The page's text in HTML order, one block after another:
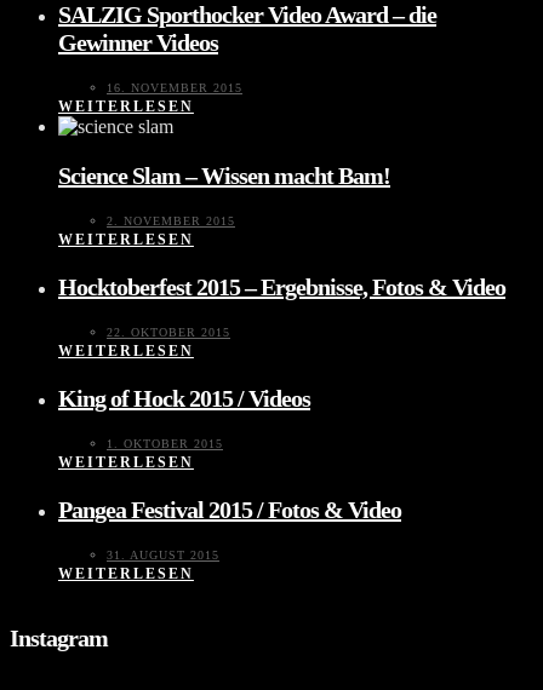
SALZIG Sporthocker Video Award – die
Gewinner Videos
16. NOVEMBER 2015
WEITERLESEN
Science Slam – Wissen macht Bam!
2. NOVEMBER 2015
WEITERLESEN
Hocktoberfest 2015 – Ergebnisse, Fotos & Video
22. OKTOBER 2015
WEITERLESEN
King of Hock 2015 / Videos
1. OKTOBER 2015
WEITERLESEN
Pangea Festival 2015 / Fotos & Video
31. AUGUST 2015
WEITERLESEN
Instagram